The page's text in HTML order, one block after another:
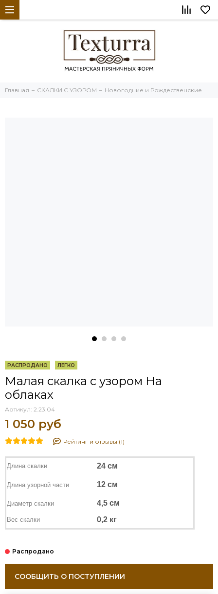
Главная СКАЛКИ С УЗОРОМ Новогодние и Рождественские
РАСПРОДАНО ЛЕГКО
Малая скалка с узором На
облаках
Артикул: 2.23.04
1 050 руб
Рейтинг и отзывы (1)
Длина скалки 24 см
Длина узорной части 12 см
Диаметр скалки 4,5 см
Вес скалки 0,2 кг
СООБЩИТЬ О ПОСТУПЛЕНИИ